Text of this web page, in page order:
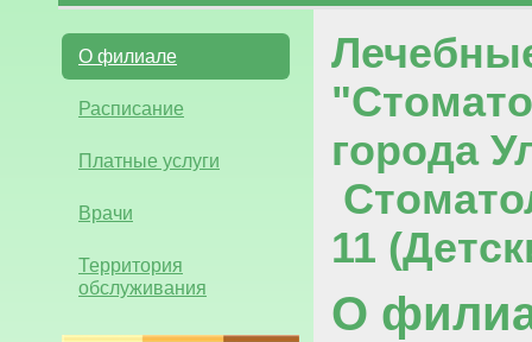
О филиале
Расписание
Платные услуги
Врачи
Территория
обслуживания
города
11
О